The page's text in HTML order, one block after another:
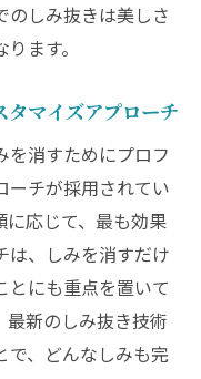
のしみ抜きは美しさ
ます。
タマイズアプローチ
を消すためにプロフ
ーチが採用されてい
に応じて、最も効果
は、しみを消すだけ
とにも重点を置いて
最新のしみ抜き技術
で、どんなしみも完